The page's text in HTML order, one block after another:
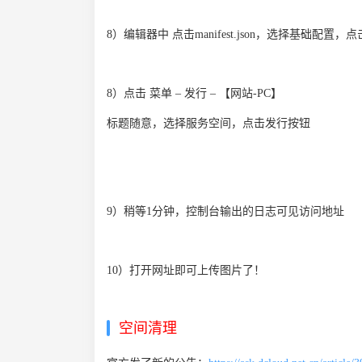
8）编辑器中 点击manifest.json，选择基础配置，
8）点击 菜单 – 发行 – 【网站-PC】
标题随意，选择服务空间，点击发行按钮
9）稍等1分钟，控制台输出的日志可见访问地址
10）打开网址即可上传图片了！
空间清理